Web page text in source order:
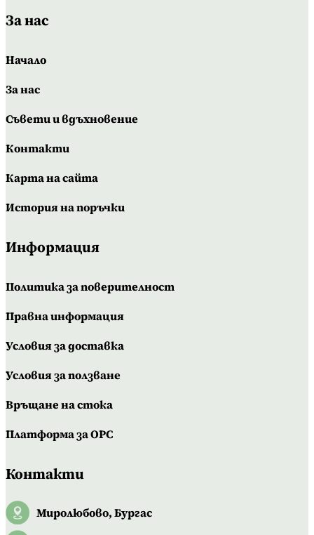
За нас
Начало
За нас
Съвети и вдъхновение
Контакти
Карта на сайта
История на поръчки
Информация
Политика за поверителност
Правна информация
Условия за доставка
Условия за ползване
Връщане на стока
Платформа за OPC
Контакти
Миролюбово, Бургас